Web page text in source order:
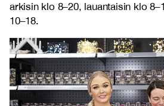
arkisin klo 8–20, lauantaisin klo
10–18.